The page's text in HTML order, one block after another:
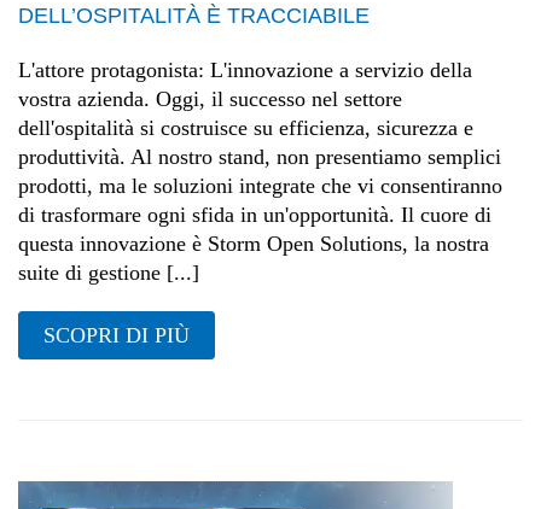
DELL’OSPITALITÀ È TRACCIABILE
L'attore protagonista: L'innovazione a servizio della
vostra azienda. Oggi, il successo nel settore
dell'ospitalità si costruisce su efficienza, sicurezza e
produttività. Al nostro stand, non presentiamo semplici
prodotti, ma le soluzioni integrate che vi consentiranno
di trasformare ogni sfida in un'opportunità. Il cuore di
questa innovazione è Storm Open Solutions, la nostra
suite di gestione [...]
SCOPRI DI PIÙ